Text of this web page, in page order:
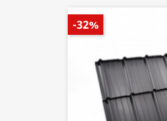
-32%